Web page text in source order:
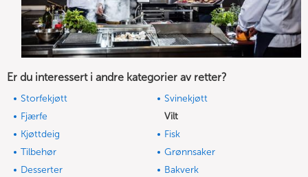
Er du interessert i andre kategorier av retter?
Storfekjøtt
Svinekjøtt
Fjærfe
Vilt
Kjøttdeig
Fisk
Tilbehør
Grønnsaker
Desserter
Bakverk